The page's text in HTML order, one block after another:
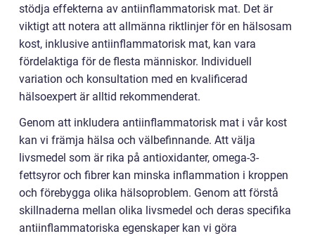
stödja effekterna av antiinflammatorisk mat. Det är
viktigt att notera att allmänna riktlinjer för en hälsosam
kost, inklusive antiinflammatorisk mat, kan vara
fördelaktiga för de flesta människor. Individuell
variation och konsultation med en kvalificerad
hälsoexpert är alltid rekommenderat.
Genom att inkludera antiinflammatorisk mat i vår kost
kan vi främja hälsa och välbefinnande. Att välja
livsmedel som är rika på antioxidanter, omega-3-
fettsyror och fibrer kan minska inflammation i kroppen
och förebygga olika hälsoproblem. Genom att förstå
skillnaderna mellan olika livsmedel och deras specifika
antiinflammatoriska egenskaper kan vi göra